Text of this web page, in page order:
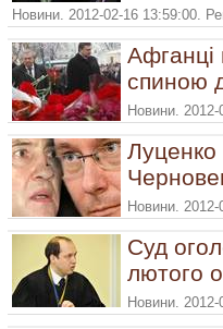
Новини. 2012-02-16 13:59:00.
Афганці
спиною
Новини.
Луценко
Новини.
Суд
лютого
Новини.